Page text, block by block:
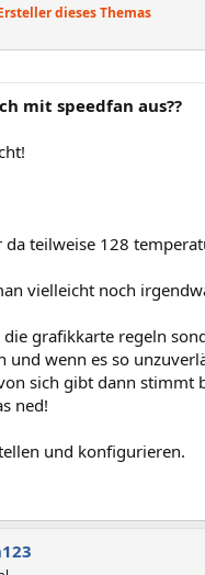
dieses Themas
mit speedfan aus??
teilweise 128
vielleicht noch
grafikkarte regeln
und wenn es so
sich gibt dann stimmt
ned!
und konfigurieren.